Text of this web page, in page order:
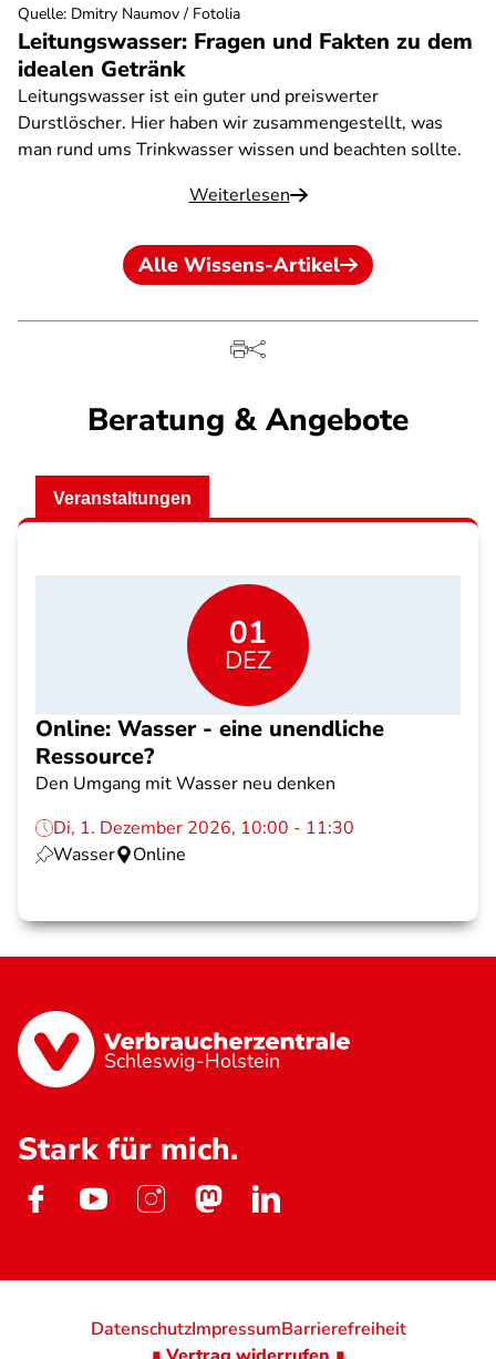
Leitungswasser: Fragen und Fakten zu dem
idealen Getränk
Leitungswasser ist ein guter und preiswerter
Durstlöscher. Hier haben wir zusammengestellt, was
man rund ums Trinkwasser wissen und beachten sollte.
Weiterlesen
Quelle: Dmitry Naumov / Fotolia
Alle Wissens-Artikel
Beratung & Angebote
Veranstaltungen
01
DEZ
Online: Wasser - eine unendliche
Ressource?
Den Umgang mit Wasser neu denken
Di, 1. Dezember 2026, 10:00 - 11:30
Wasser
Online
Schleswig-Holstein
Stark für mich.
DatenschutzImpressumBarrierefreiheit